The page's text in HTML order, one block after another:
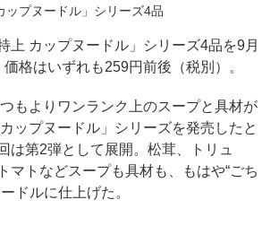
ップヌードル」シリーズ4品
上 カップヌードル」シリーズ4品を9月
格はいずれも259円前後（税別）。
もよりワンランク上のスープと具材が
ップヌードル」シリーズを発売したと
は第2弾として展開。松茸、トリュ
マトなどスープも具材も、もはや“ごち
ドルに仕上げた。